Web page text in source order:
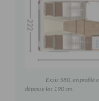
Exsis 580, en profilé
dépasse les 190 cm.